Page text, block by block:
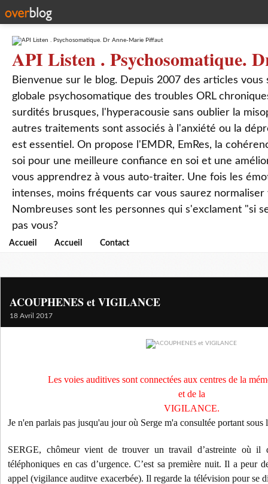
API Listen . Psychosomatique.
Bienvenue sur le blog. Depuis 2007 des articles
globale psychosomatique des troubles ORL
surdités brusques, l'hyperacousie sans oublier la
autres traitements sont associés à l'anxiété ou la
est essentiel. On propose l'EMDR, EmRes, la
soi pour une meilleure confiance en soi et une
vous apprendrez à vous auto-traiter. Une fois les
intenses, moins fréquents car vous saurez
Nombreuses sont les personnes qui s'exclament "si
pas vous?
Accueil Accueil Contact
ACOUPHENES et VIGILANCE
18 Avril 2017
Les voies auditives sont connectées aux centres de la
et de la
VIGILANCE.
Je n'en parlais pas jusqu'au jour où Serge m'a consultée portant
SERGE, chômeur vient de trouver un travail d’astreinte où il
téléphoniques en cas d’urgence. C’est sa première nuit. Il a peur
appel (vigilance auditve exacerbée). Il regarde la télévision pour se